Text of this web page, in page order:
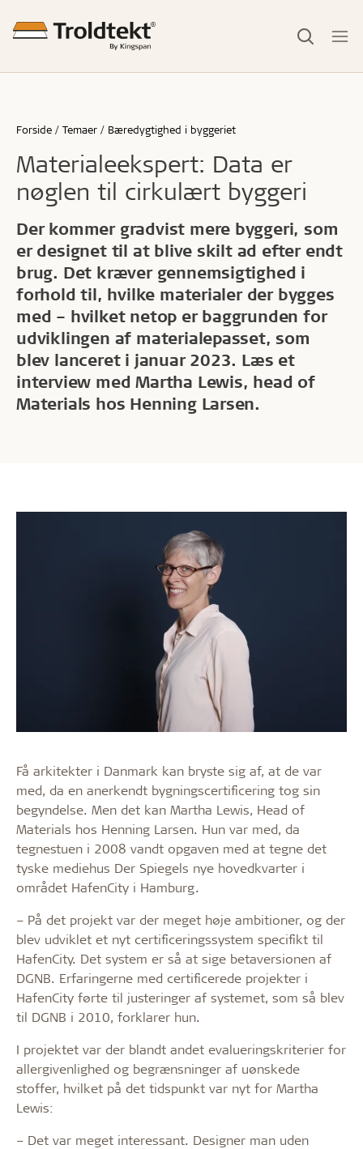
Forside Temaer Bæredygtighed i byggeriet
Materialeekspert: Data er
nøglen til cirkulært byggeri
Der kommer gradvist mere byggeri, som
er designet til at blive skilt ad efter endt
brug. Det kræver gennemsigtighed i
forhold til, hvilke materialer der bygges
med – hvilket netop er baggrunden for
udviklingen af materialepasset, som
blev lanceret i januar 2023. Læs et
interview med Martha Lewis, head of
Materials hos Henning Larsen.
Få arkitekter i Danmark kan bryste sig af, at de var
med, da en anerkendt bygningscertificering tog sin
begyndelse. Men det kan Martha Lewis, Head of
Materials hos Henning Larsen. Hun var med, da
tegnestuen i 2008 vandt opgaven med at tegne det
tyske mediehus Der Spiegels nye hovedkvarter i
området HafenCity i Hamburg.
– På det projekt var der meget høje ambitioner, og der
blev udviklet et nyt certificeringssystem specifikt til
HafenCity. Det system er så at sige betaversionen af
DGNB. Erfaringerne med certificerede projekter i
HafenCity førte til justeringer af systemet, som så blev
til DGNB i 2010, forklarer hun.
I projektet var der blandt andet evalueringskriterier for
allergivenlighed og begrænsninger af uønskede
stoffer, hvilket på det tidspunkt var nyt for Martha
Lewis:
– Det var meget interessant. Designer man uden